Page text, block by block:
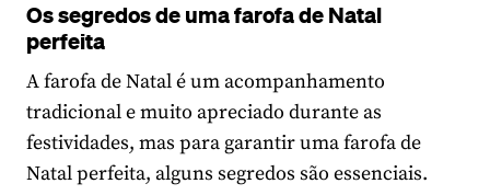
Os segredos de uma farofa de Natal
perfeita
A farofa de Natal é um acompanhamento
tradicional e muito apreciado durante as
festividades, mas para garantir uma farofa de
Natal perfeita, alguns segredos são essenciais.